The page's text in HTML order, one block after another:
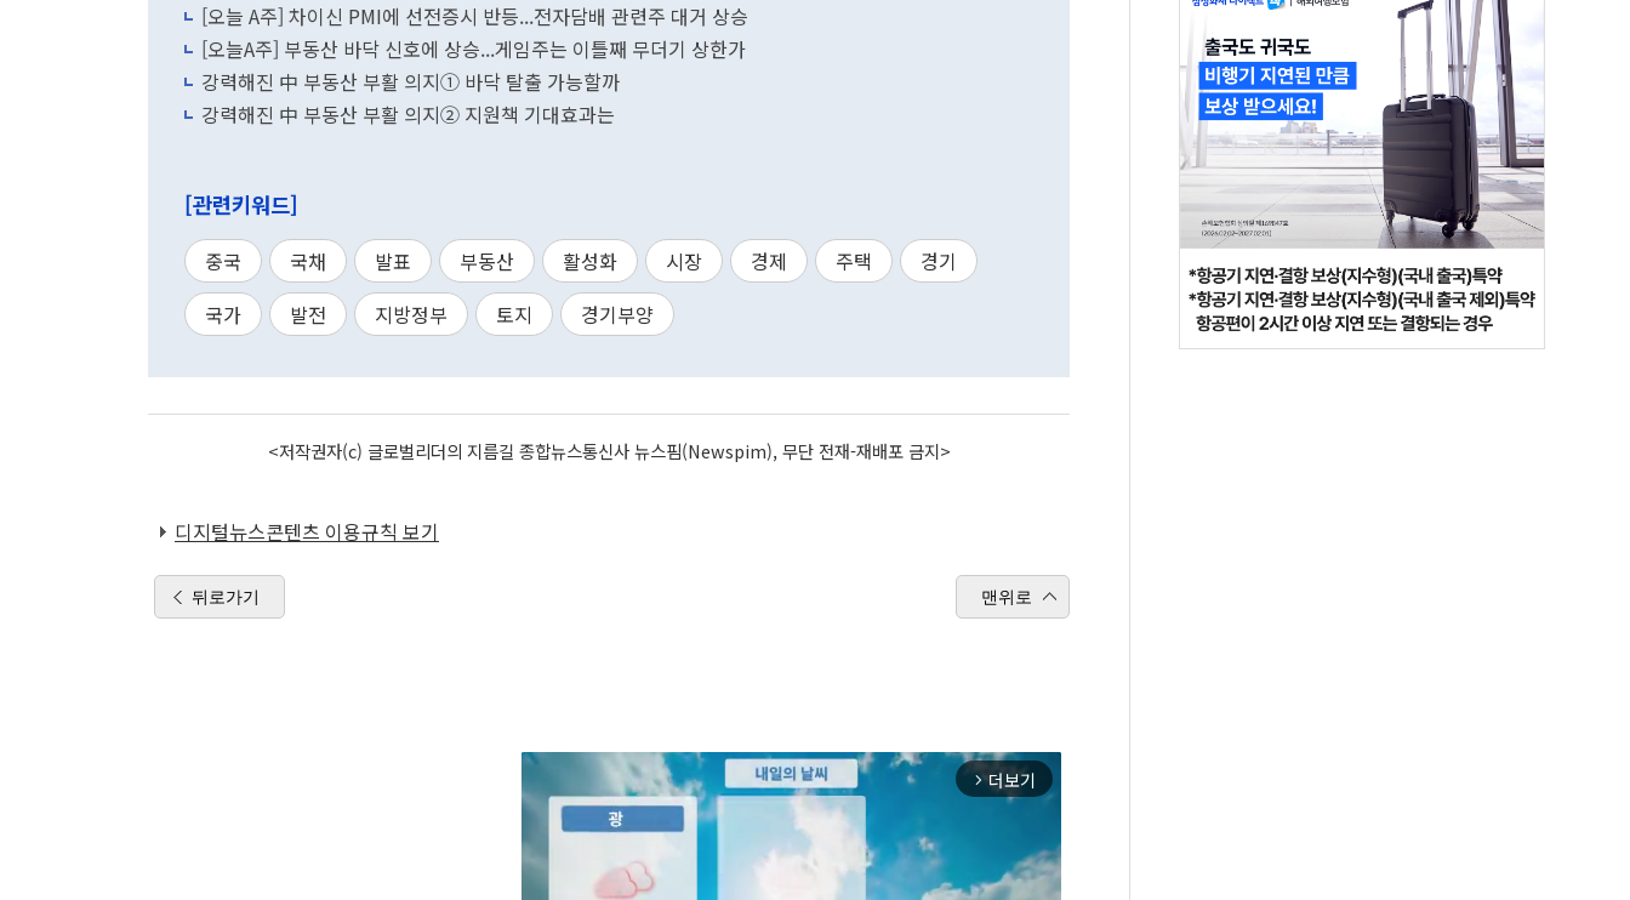
[오늘 A주] 차이신 PMI에 선전증시 반등...전자담배 관련주 대거 상승
[오늘A주] 부동산 바닥 신호에 상승...게임주는 이틀째 무더기 상한가
강력해진 中 부동산 부활 의지① 바닥 탈출 가능할까
강력해진 中 부동산 부활 의지② 지원책 기대효과는
[관련키워드]
중국 국채 발표 부동산 활성화 시장 경제 주택
경기
국가
발전 지방정부 토지 경기부양
<저작권자(c) 글로벌리더의 지름길 종합뉴스통신사 뉴스핌(Newspim), 무단 전재-재배포 금지>
디지털뉴스콘텐츠 이용규칙 보기
뒤로가기 맨위로
arrow_forward_ios 더보기